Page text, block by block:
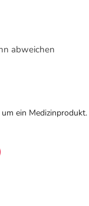
abweichen
ein Medizinprodukt.